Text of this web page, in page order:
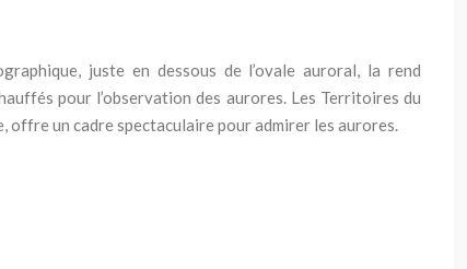
juste en dessous de l’ovale auroral, la rend
pour l’observation des aurores. Les Territoires du
offre un cadre spectaculaire pour admirer les aurores.